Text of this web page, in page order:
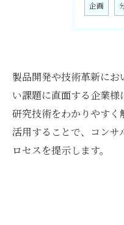
企画
製品開発や技術革新に
い課題に直面する企業
研究技術をわかりやす
活用することで、コン
ロセスを提示します。
お問い